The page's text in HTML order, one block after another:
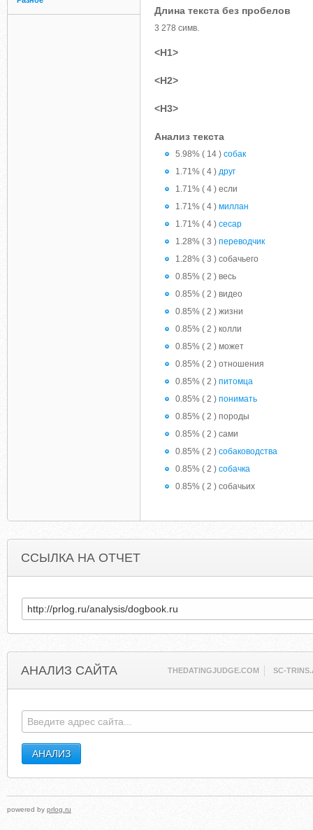
Длина текста без пробелов
3 278 симв.
<H1>
<H2>
<H3>
Анализ текста
5.98% ( 14 ) собак
1.71% ( 4 ) друг
1.71% ( 4 ) если
1.71% ( 4 ) миллан
1.71% ( 4 ) сесар
1.28% ( 3 ) переводчик
1.28% ( 3 ) собачьего
0.85% ( 2 ) весь
0.85% ( 2 ) видео
0.85% ( 2 ) жизни
0.85% ( 2 ) колли
0.85% ( 2 ) может
0.85% ( 2 ) отношения
0.85% ( 2 ) питомца
0.85% ( 2 ) понимать
0.85% ( 2 ) породы
0.85% ( 2 ) сами
0.85% ( 2 ) собаководства
0.85% ( 2 ) собачка
0.85% ( 2 ) собачьих
ССЫЛКА НА ОТЧЕТ
АНАЛИЗ САЙТА THEDATINGJUDGE.COM SC-
powered by prlog.ru